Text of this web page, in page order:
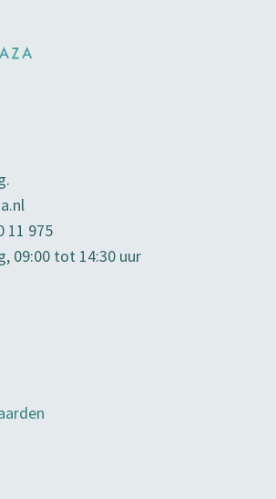
11 975
09:00 tot 14:30 uur